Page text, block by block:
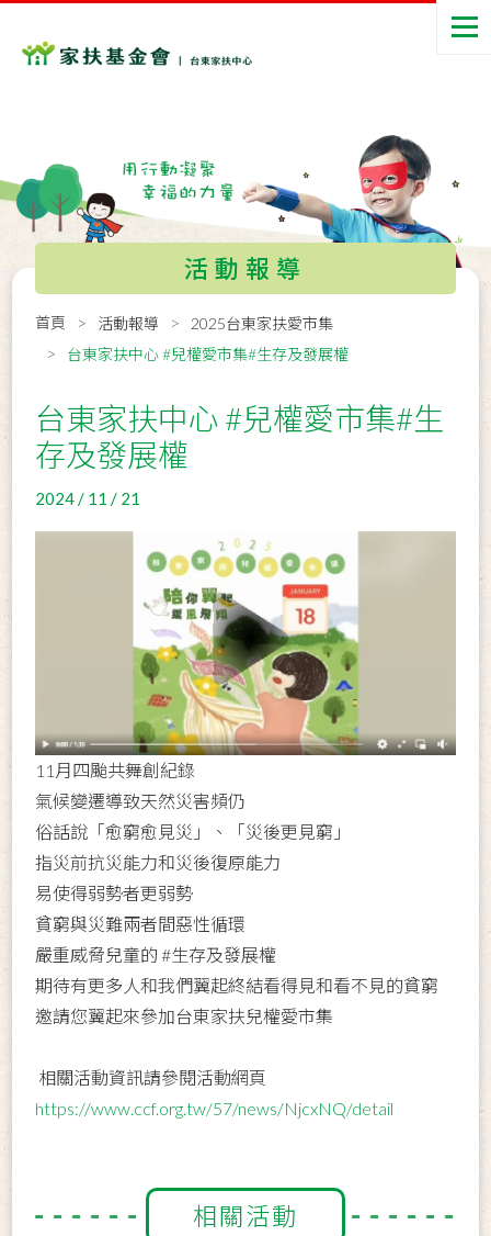
活動報導
首頁 活動報導
2025台東家扶愛市集
台東家扶中心 #兒權愛市集#生存及發展權
台東家扶中心 #兒權愛市集#生
存及發展權
2024 / 11 / 21
11月四颱共舞創紀錄
氣候變遷導致天然災害頻仍
俗話說「愈窮愈見災」、「災後更見窮」
指災前抗災能力和災後復原能力
易使得弱勢者更弱勢
貧窮與災難兩者間惡性循環
嚴重威脅兒童的 #生存及發展權
期待有更多人和我們翼起終結看得見和看不見的貧窮
邀請您翼起來參加台東家扶兒權愛市集
相關活動資訊請參閱活動網頁 ⁣
https://www.ccf.org.tw/57/news/NjcxNQ/detail
相關活動